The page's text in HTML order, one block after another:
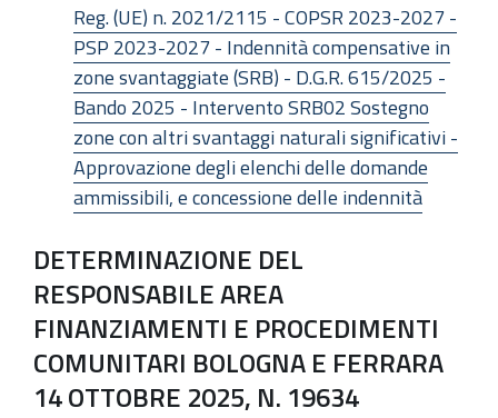
Reg. (UE) n. 2021/2115 - COPSR 2023-2027 -
PSP 2023-2027 - Indennità compensative in
zone svantaggiate (SRB) - D.G.R. 615/2025 -
Bando 2025 - Intervento SRB02 Sostegno
zone con altri svantaggi naturali significativi -
Approvazione degli elenchi delle domande
ammissibili, e concessione delle indennità
DETERMINAZIONE DEL
RESPONSABILE AREA
FINANZIAMENTI E PROCEDIMENTI
COMUNITARI BOLOGNA E FERRARA
14 OTTOBRE 2025, N. 19634